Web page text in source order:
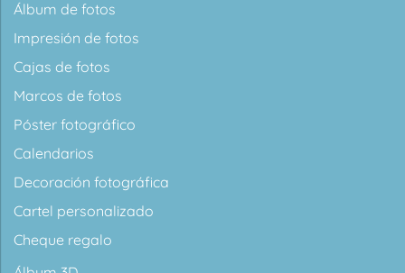
Álbum de fotos
Impresión de fotos
Cajas de fotos
Marcos de fotos
Póster fotográfico
Calendarios
Decoración fotográfica
Cartel personalizado
Cheque regalo